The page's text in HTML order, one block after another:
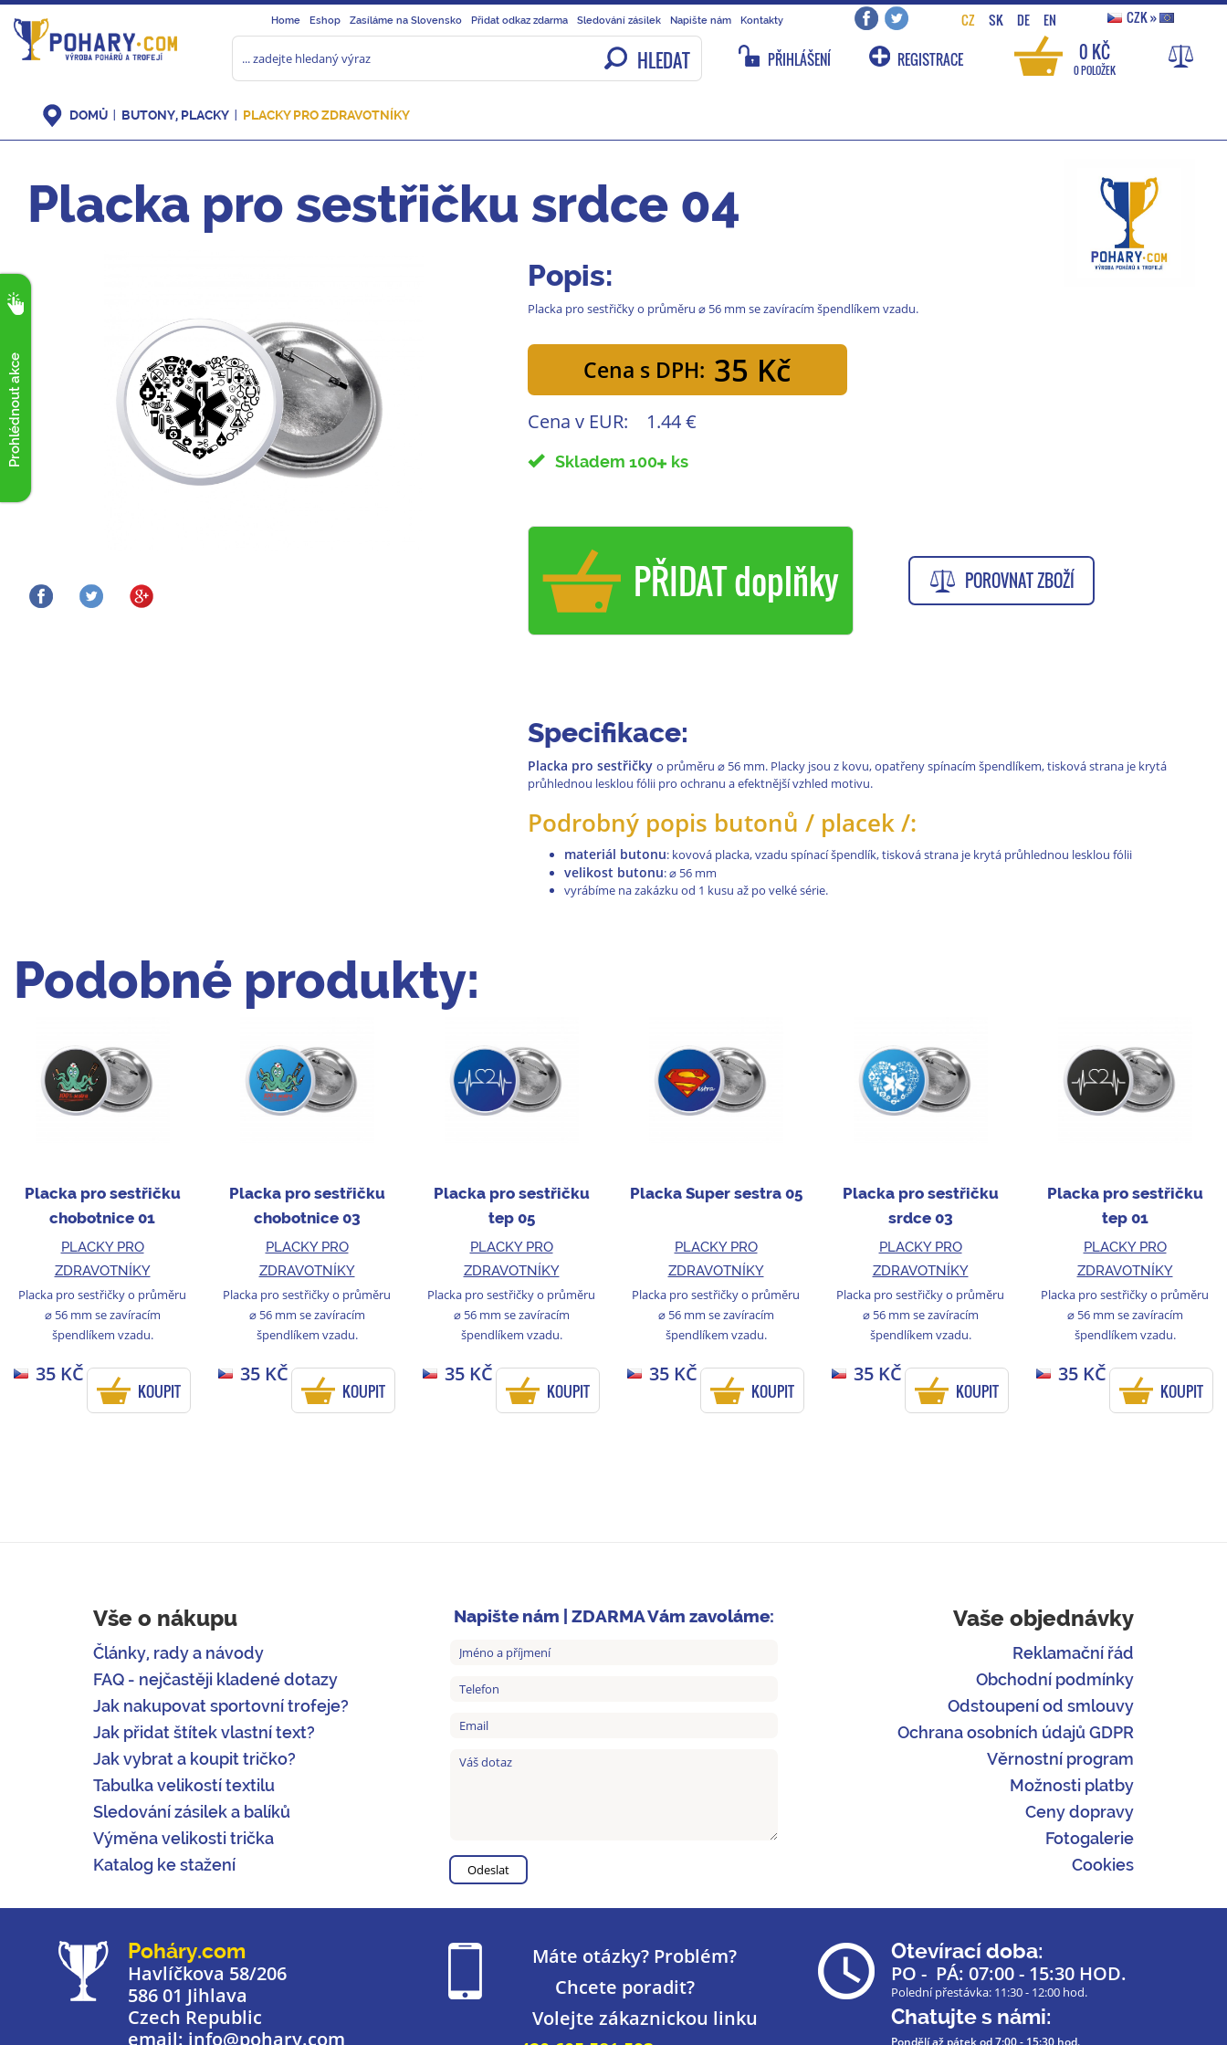
Home Eshop Zasíláme na Slovensko Přidat odkaz zdarma Sledování zásilek Napište nám Kontakty CZ SK DE EN CZK»
HLEDAT PŘIHLÁŠENÍ REGISTRACE 0 KČ
0 POLOŽEK
Prohlédnout akce
DOMŮ BUTONY, PLACKY PLACKY PRO ZDRAVOTNÍKY
Placka pro sestřičku srdce 04
Popis:
Placka pro sestřičky o průměru ⌀ 56 mm se zavíracím špendlíkem vzadu.
Cena s DPH: 35 Kč
Cena v EUR: 1.44 €
Skladem 100 ks
PŘIDAT doplňky POROVNAT ZBOŽÍ
Specifikace:
Placka pro sestřičky o průměru ⌀ 56 mm. Placky jsou z kovu, opatřeny spínacím špendlíkem, tisková strana je krytá
průhlednou lesklou fólii pro ochranu a efektnější vzhled motivu.
Podrobný popis butonů / placek /:
materiál butonu: kovová placka, vzadu spínací špendlík, tisková strana je krytá průhlednou lesklou fólii
velikost butonu:⌀ 56 mm
vyrábíme na zakázku od 1 kusu až po velké série.
Podobné produkty:
Placka pro sestřičku
chobotnice 01
PLACKY PRO
ZDRAVOTNÍKY
Placka pro sestřičky o průměru
⌀ 56 mm se zavíracím
špendlíkem vzadu.
35 KČ
KOUPIT
Placka pro sestřičku
chobotnice 03
PLACKY PRO
ZDRAVOTNÍKY
Placka pro sestřičky o průměru
⌀ 56 mm se zavíracím
špendlíkem vzadu.
35 KČ
KOUPIT
Placka pro sestřičku
tep 05
PLACKY PRO
ZDRAVOTNÍKY
Placka pro sestřičky o průměru
⌀ 56 mm se zavíracím
špendlíkem vzadu.
35 KČ
KOUPIT
Placka Super sestra 05
PLACKY PRO
ZDRAVOTNÍKY
Placka pro sestřičky o průměru
⌀ 56 mm se zavíracím
špendlíkem vzadu.
35 KČ
KOUPIT
Placka pro sestřičku
srdce 03
PLACKY PRO
ZDRAVOTNÍKY
Placka pro sestřičky o průměru
⌀ 56 mm se zavíracím
špendlíkem vzadu.
35 KČ
KOUPIT
Placka pro sestřičku
tep 01
PLACKY PRO
ZDRAVOTNÍKY
Placka pro sestřičky o průměru
⌀ 56 mm se zavíracím
špendlíkem vzadu.
35 KČ
KOUPIT
Vše o nákupu
Články, rady a návody
FAQ - nejčastěji kladené dotazy
Jak nakupovat sportovní trofeje?
Jak přidat štítek vlastní text?
Jak vybrat a koupit tričko?
Tabulka velikostí textilu
Sledování zásilek a balíků
Výměna velikosti trička
Katalog ke stažení
Napište nám | ZDARMA Vám zavoláme: Vaše objednávky
Reklamační řád
Obchodní podmínky
Odstoupení od smlouvy
Ochrana osobních údajů GDPR
Věrnostní program
Možnosti platby
Ceny dopravy
Fotogalerie
Cookies
Poháry.com
Havlíčkova 58/206
586 01 Jihlava
Czech Republic
email: info@pohary.com
Máte otázky? Problém?
Chcete poradit?
Volejte zákaznickou linku
Otevírací doba:
PO - PÁ: 07:00 - 15:30 HOD.
Polední přestávka: 11:30 - 12:00 hod.
Chatujte s námi:
Pondělí až pátekod 7:00 - 15:30 hod.